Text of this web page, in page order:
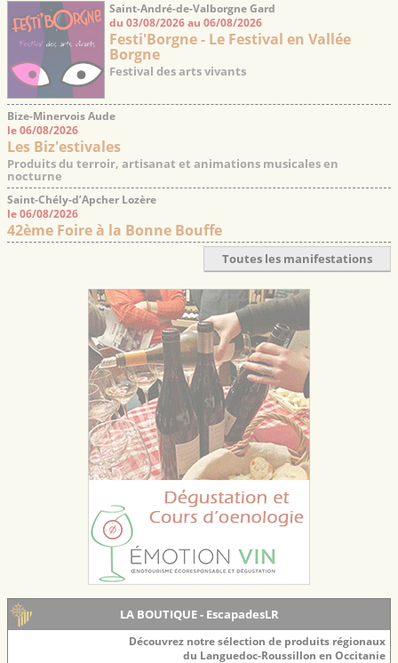
Saint-André-de-Valborgne Gard
du 03/08/2026 au 06/08/2026
Festi'Borgne - Le Festival en Vallée
Borgne
Festival des arts vivants
Bize-Minervois Aude
le 06/08/2026
Les Biz'estivales
Produits du terroir, artisanat et animations musicales en
nocturne
Saint-Chély-d’Apcher Lozère
le 06/08/2026
42ème Foire à la Bonne Bouffe
Toutes les manifestations
LA BOUTIQUE - EscapadesLR
Découvrez notre sélection de produits régionaux
du Languedoc-Roussillon en Occitanie